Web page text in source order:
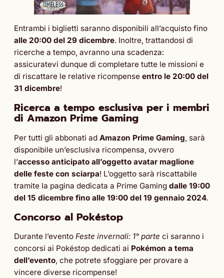
Entrambi i biglietti saranno disponibili all’acquisto fino
alle 20:00 del 29 dicembre. Inoltre, trattandosi di
ricerche a tempo, avranno una scadenza:
assicuratevi dunque di completare tutte le missioni e
di riscattare le relative ricompense entro le 20:00 del
31 dicembre!
Ricerca a tempo esclusiva per i membri
di Amazon Prime Gaming
Per tutti gli abbonati ad Amazon Prime Gaming, sarà
disponibile un’esclusiva ricompensa, ovvero
l’accesso anticipato all’oggetto avatar maglione
delle feste con sciarpa! L’oggetto sarà riscattabile
tramite la pagina dedicata a Prime Gaming dalle 19:00
del 15 dicembre fino alle 19:00 del 19 gennaio 2024.
Concorso al Pokéstop
Durante l’evento Feste invernali: 1° parte ci saranno i
concorsi ai Pokéstop dedicati ai Pokémon a tema
dell’evento, che potrete sfoggiare per provare a
vincere diverse ricompense!